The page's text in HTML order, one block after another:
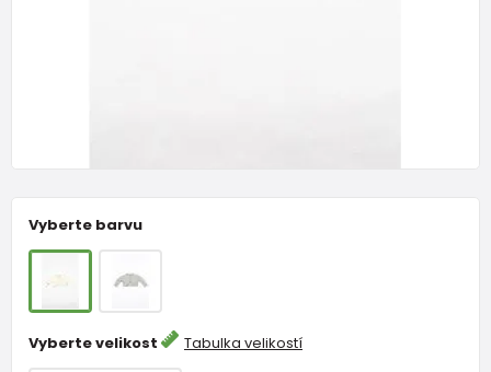
Vyberte barvu
Vyberte velikost Tabulka velikostí